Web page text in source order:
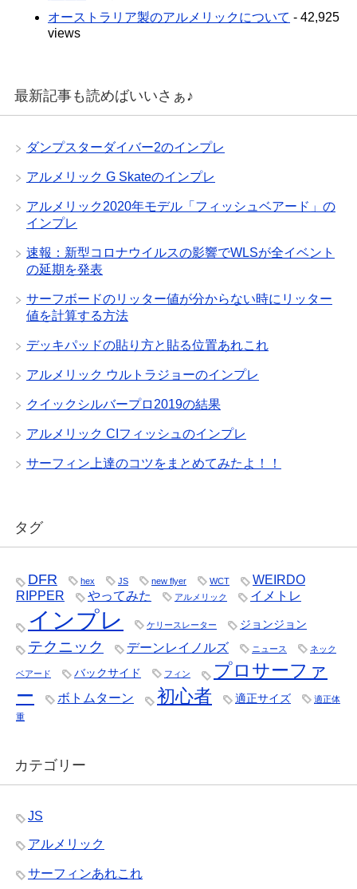
オーストラリア製のアルメリックについて - 42,925
views
最新記事も読めばいいさぁ♪
ダンプスターダイバー2のインプレ
アルメリック G Skateのインプレ
アルメリック2020年モデル「フィッシュベアード」の
インプレ
速報：新型コロナウイルスの影響でWLSが全イベント
の延期を発表
サーフボードのリッター値が分からない時にリッター
値を計算する方法
デッキパッドの貼り方と貼る位置あれこれ
アルメリック ウルトラジョーのインプレ
クイックシルバープロ2019の結果
アルメリック CIフィッシュのインプレ
サーフィン上達のコツをまとめてみたよ！！
タグ
DFR hex JS new flyer WCT
WEIRDO
RIPPER
やってみた アルメリック イメトレ
インプレ ケリースレーター ジョンジョン
テクニック デーンレイノルズ ニュース ネック
ベアード バックサイド フィン
プロサーファ
ー
ボトムターン 初心者 適正サイズ
適正体
重
カテゴリー
JS
アルメリック
サーフィンあれこれ